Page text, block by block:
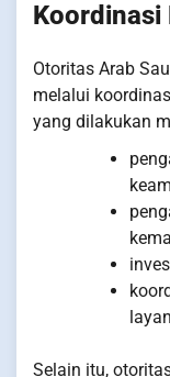
Otoritas Arab
melalui
yang dilakukan
Selain itu,